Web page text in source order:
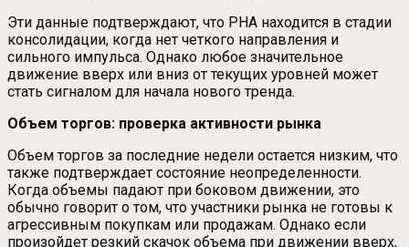
Эти данные подтверждают, что PHA находится в стадии
консолидации, когда нет четкого направления и
сильного импульса. Однако любое значительное
движение вверх или вниз от текущих уровней может
стать сигналом для начала нового тренда.
Объем торгов: проверка активности рынка
Объем торгов за последние недели остается низким, что
также подтверждает состояние неопределенности.
Когда объемы падают при боковом движении, это
обычно говорит о том, что участники рынка не готовы к
агрессивным покупкам или продажам. Однако если
произойдет резкий скачок объема при движении вверх,